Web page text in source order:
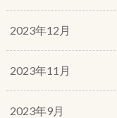
2023年12月
2023年11月
2023年9月